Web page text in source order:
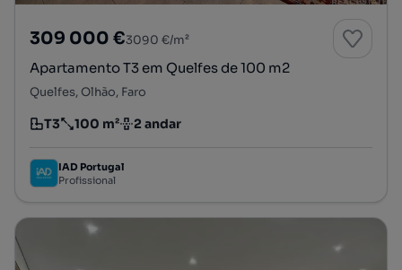
309 000 €3090 €/m²
Apartamento T3 em Quelfes de 100 m2
Quelfes, Olhão, Faro
Tipologia
T3
Preço por metro quadrado
100 m²
Andar 2 andar
IAD Portugal
Profissional